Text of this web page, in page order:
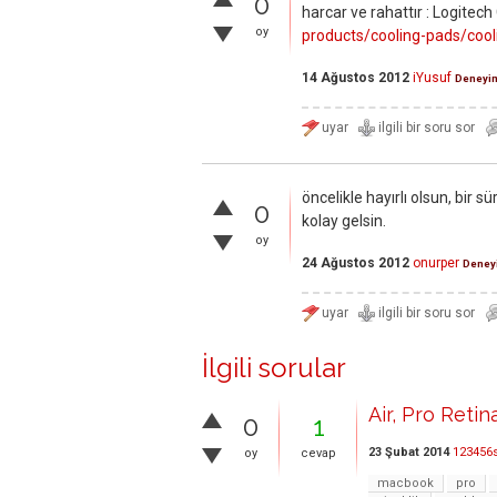
oy
harcar ve rahattır :
products/cooling-pads/
14 Ağustos 2012 iYusuf
0
oy
öncelikle hayırlı olsun, bir
kolay gelsin.
24 Ağustos 2012 onurper
İlgili sorular
0
oy
1
cevap
Air, Pro
23 Şubat 2014
macbook
pro